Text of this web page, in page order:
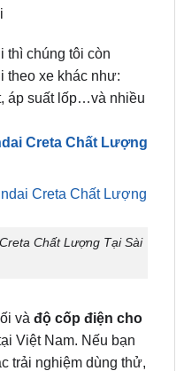
thì chúng tôi còn
theo xe khác như:
áp suất lốp…và nhiều
Creta Chất Lượng
Chất Lượng Tại Sài
và độ cốp điện cho
Việt Nam. Nếu bạn
trải nghiệm dùng thử,